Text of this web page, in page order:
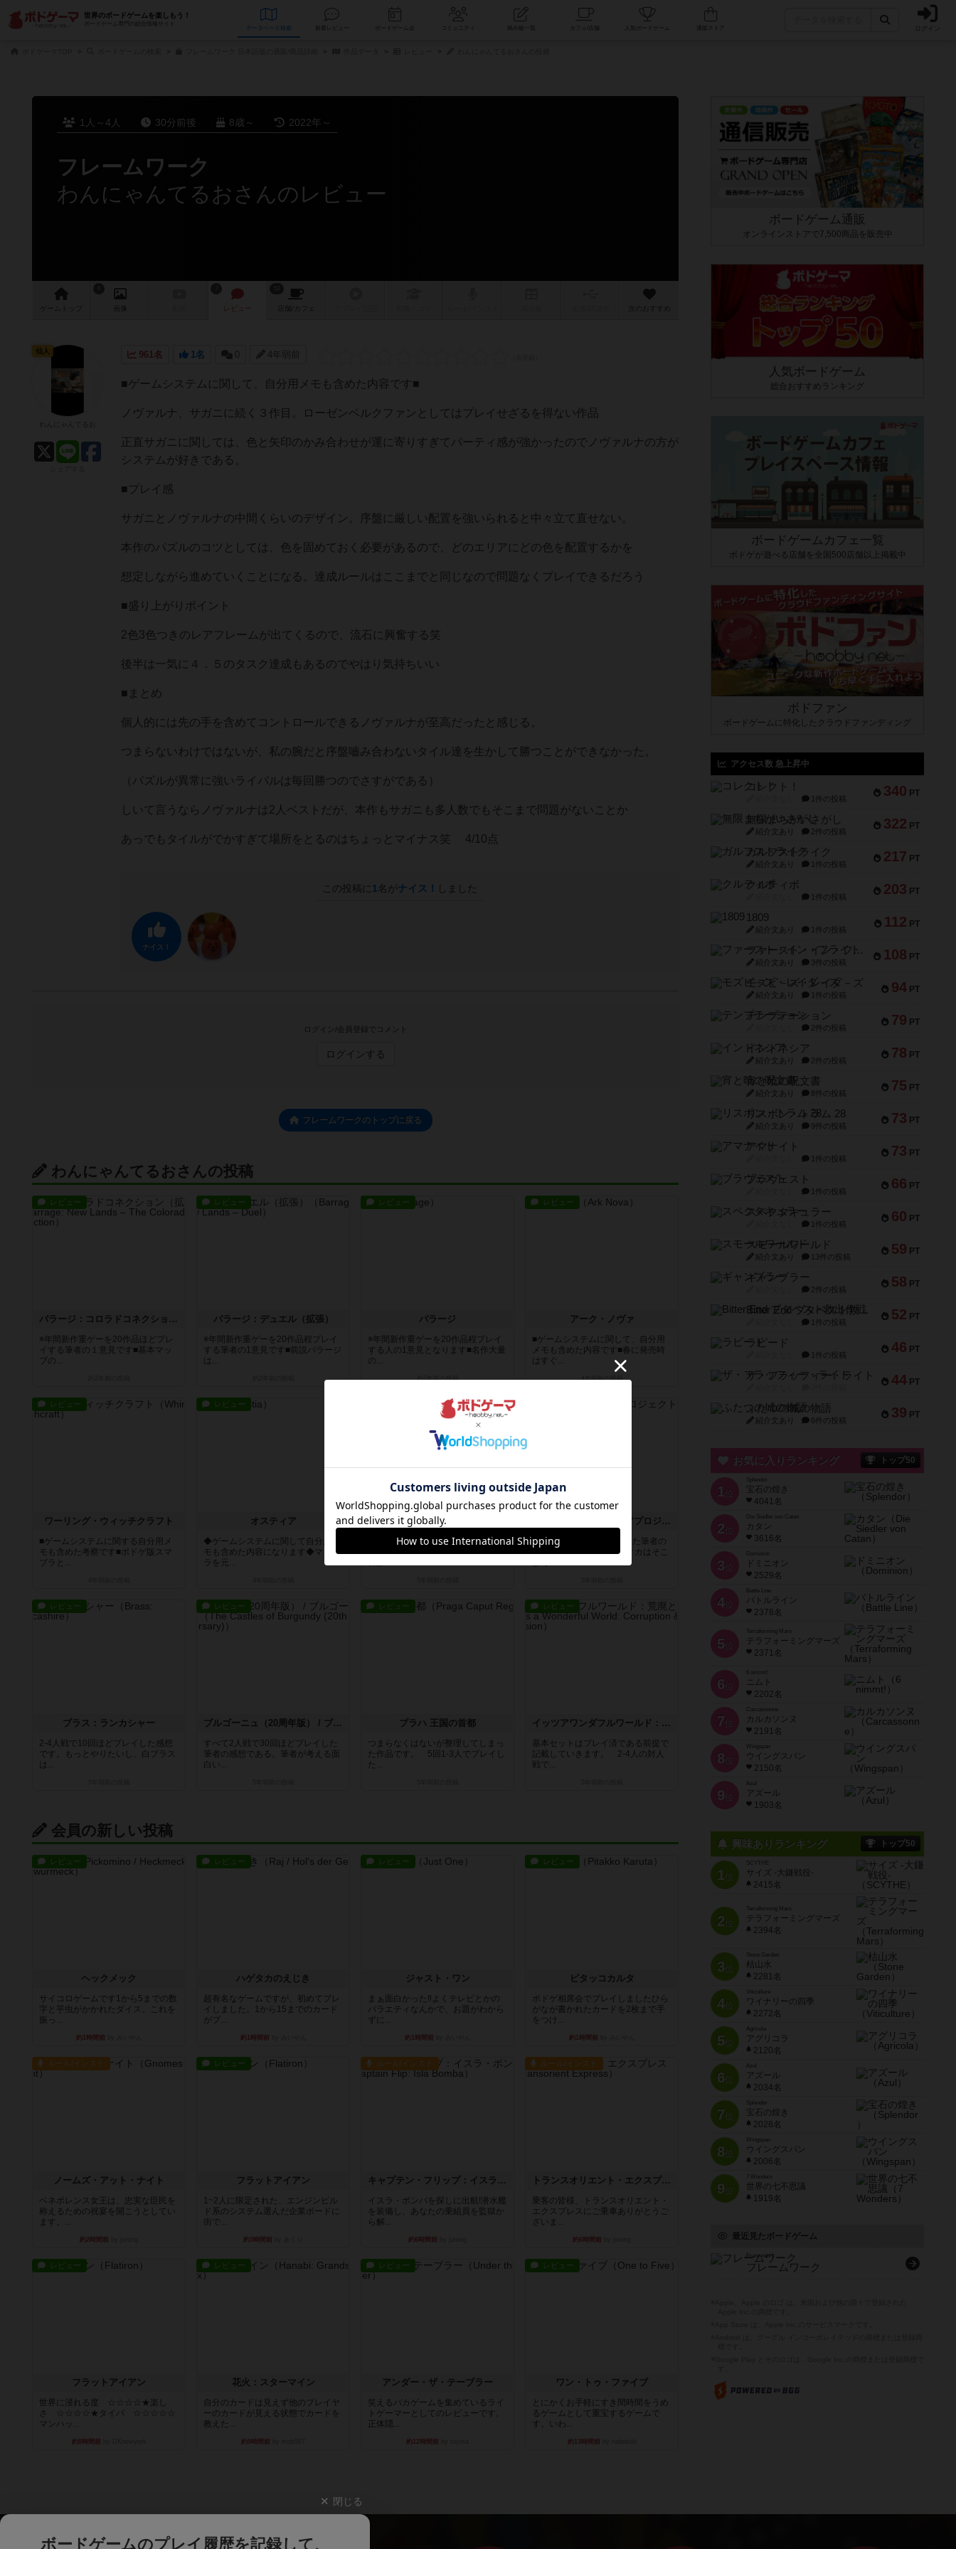
世界のボードゲームを楽しもう！
ボードゲーム専門の総合情報サイト
データベース コミュニティ 人気ボードゲーム ログイン
1人～4人 30分前後 8歳～ 2022年～
フレームワーク
わんにゃんてるおさんのレビュー
ゲーム 画像 レビュー 店舗/ カフェ 次のおすすめ
961名 1名 0 4年弱前
■ゲームシステムに関して、自分用メモも含めた内容です■
ノヴァルナ、サガニに続く３作目。ローゼンベルクファンとしてはプレイせざるを得ない作品
正直サガニに関しては、色と矢印のかみ合わせが運に寄りすぎてパーティ感が強かったのでノヴァルナの方が
システムが好きである。
■プレイ感
サガニとノヴァルナの中間くらいのデザイン。序盤に厳しい配置を強いられると中々立て直せない。
本作のパズルのコツとしては、色を固めておく必要があるので、どのエリアにどの色を配置するかを
想定しながら進めていくことになる。達成ルールはここまでと同じなので問題なくプレイできるだろう
■盛り上がりポイント
2色3色つきのレアフレームが出てくるので、流石に興奮する笑
後半は一気に４．５のタスク達成もあるのでやはり気持ちいい
■まとめ
個人的には先の手を含めてコントロールできるノヴァルナが至高だったと感じる。
つまらないわけではないが、私の腕だと序盤嚙み合わないタイル達を生かして勝つことができなかった。
（パズルが異常に強いライバルは毎回勝つのでさすがである）
しいて言うならノヴァルナは2人ベストだが、本作もサガニも多人数でもそこまで問題がないことか
あっでもタイルがでかすぎて場所をとるのはちょっとマイナス笑 4/10点
この投稿に 1 名がナイス！ しました
ナイス！
仙人
ログイン/会員登録でコメント
ログインする
フレームワークのトップに戻る
わんにゃんてるおさんの投稿
レビュー
バラージ：コロラドコネクション（拡張）
※年間新作重ゲーを20作品ほどプレ
イする筆者の１意見です■基本マッ
プの...
レビュー
バラージ：デュエル（拡張）
※年間新作重ゲーを20作品程プレイ
する筆者の1意見です■前説バラージ
は...
レビュー
バラージ
※年間新作重ゲーを20作品程プレイ
する人の1意見となります■名作大量
の...
約2年前の投稿
レビュー
アーク・ノヴァ
■ゲームシステムに関して、自分用
メモも含めた内容です■春に発売時
はすぐ...
4年弱前の投稿
レビュー
ワーリング・ウィッチクラフト
■ゲームシステムに関する自分用メ
モも含めた考察です■ボドゲ版スマ
ブラと...
レビュー
オスティア
◆ゲームシステムに関して自分用メ
モも含めた内容になります◆マンカ
ラを元...
かれこれ100戦はプレイしている最
愛のゲームワーカープレイスメント
テラミスティカ：ガイアプロジェクト
2人戦を10回ほどプレイした筆者の
感想です。ティラミスティカはそこ
レビュー
ブラス：ランカシャー
2-4人戦で10回ほどプレイした感想
です。もっとやりたいし、白ブラス
は...
レビュー
ブルゴーニュ（20周年版） / ブルゴーニュプラス
すべて2人戦で30回ほどプレイした
筆者の感想である。筆者が考える面
白い...
レビュー
プラハ 王国の首都
つまらなくはないが整理してしまっ
た作品です。 5回1-3人でプレイし
た...
レビュー
イッツアワンダフルワールド：荒廃と隆盛
基本セットはプレイ済である前提で
記載していきます。 2-4人の対人
戦で...
会員の新しい投稿
レビュー
ヘックメック
サイコロゲームです1から5までの数
字と芋虫がかかれたダイス。これを
振っ...
約1時間前
レビュー
ハゲタカのえじき
超有名なゲームですが、初めてプレ
イしました。1から15までのカード
がプ...
約1時間前
レビュー
ジャスト・ワン
まぁ面白かった‼️よくテレビとかの
バラエティなんかで、お題がわから
ずに...
約1時間前
レビュー
ピタッコカルタ
ボドゲ相席会でプレイしましたひら
がなが書かれたカードを2枚まで手
をつけ...
約1時間前
ルール/インスト
ノームズ・アット・ナイト
ベネボレンス女王は、忠実な臣民を
称えるための祝宴を開こうとしてい
ます。...
約2時間前
レビュー
フラットアイアン
1~2人に限定された、エンジンビル
ド系のシステム選んだ企業ボードに
街で...
約3時間前
ルール/インスト
キャプテン・フリップ：イスラ・ボンバ
イスラ・ボンバを探しに出航!潜水艦
を装備し、あなたの乗組員を監獄か
ら解...
約6時間前
ルール/インスト
トランスオリエント・エクスプレス
乗客の皆様、トランスオリエント・
エクスプレスにご乗車ありがとうご
ざいま...
約6時間前
レビュー
フラットアイアン
世界に浸れる度 ☆☆☆☆★楽し
さ ☆☆☆☆★タイパ ☆☆☆☆☆
マンハッ...
約8時間前
レビュー
花火：スターマイン
自分のカードは見えず他のプレイヤ
ーのカードが見える状態でカードを
教えた...
約9時間前
レビュー
アンダー・ザ・テーブラー
笑えるバカゲームを集めているライ
トゲーマーとしてのレビューです。
正体隠...
約12時間前
レビュー
ワン・トゥ・ファイブ
とにかくお手軽にすき間時間をうめ
るゲームとして重宝するゲームで
す。いわ...
約13時間前
ボードゲーム通販
オンラインストアで7,500商品を販売中
人気ボードゲーム
総合おすすめランキング
ボードゲームカフェ一覧
ボドゲが遊べる店舗を全国500店舗以上掲載中
ボドファン
ボードゲームに特化したクラウドファンディング
アクセス数 急上昇中
340 PT
コレクト！
1件の投稿
322 PT
無限まちがいさがし
紹介文あり 2件の投稿
217 PT
ガルフストライク
紹介文あり 1件の投稿
203 PT
クルティボ
1件の投稿
112 PT
1809
紹介文あり 1件の投稿
108 PT
ファースト・イン・フライト
紹介文あり 3件の投稿
94 PT
モズビ－ズ・レイダ－ズ
紹介文あり 1件の投稿
79 PT
テンプテーション
2件の投稿
78 PT
インドネシア
紹介文あり 2件の投稿
75 PT
宵と暁の呪文書
紹介文あり 8件の投稿
73 PT
リスボン・トラム 28
紹介文あり 9件の投稿
73 PT
アマナイト
1件の投稿
66 PT
ブラヴェスト
1件の投稿
60 PT
スペクタキュラー
1件の投稿
59 PT
スモールワールド
紹介文あり 13件の投稿
58 PT
ギャンブラー
2件の投稿
52 PT
Bitter End ブタペスト救出作戦
1件の投稿
46 PT
ラピード
1件の投稿
44 PT
ザ・フラッフィー・ライト
39 PT
ふたつの城の物語
紹介文あり 6件の投稿
お気に入りランキング トップ50
1 位
宝石の煌き
4041名
2 位
Die Siedler von Catan
カタン
3616名
3 位
ドミニオン
2529名
4位
Battle Line
バトルライン
2378名
5 位
Terraforming Mars
テラフォーミングマーズ
2371名
6 位
ニムト
2202名
7 位
Carcassonne
カルカソンヌ
2191名
8 位
Wingspan
ウイングスパン
2150名
9 位
Azul
アズール
1903名
興味ありランキング トップ50
1位
SCYTHE
サイズ -大鎌戦役-
2415名
2位
Terraforming Mars
テラフォーミングマーズ
2394名
3位
Stone Garden
枯山水
2281名
4位
Viticulture
ワイナリーの四季
2272名
5位
Agricola
アグリコラ
2120名
6位
Azul
アズール
2034名
7位
宝石の煌き
2028名
8位
Wingspan
ウイングスパン
2006名
9位
7 Wonders
世界の七不思議
1919名
最近見たボードゲーム
Framework
フレームワーク
閉じる
ボードゲームのプレイ履歴を記録して、